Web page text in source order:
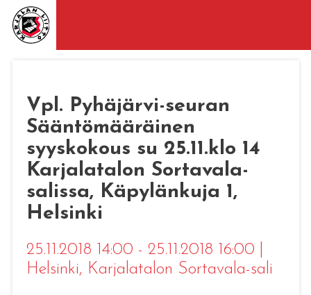
Vpl. Pyhäjärvi-seuran
Sääntömääräinen
syyskokous su 25.11.klo 14
Karjalatalon Sortavala-
salissa, Käpylänkuja 1,
Helsinki
25.11.2018 14:00 - 25.11.2018 16:00
Helsinki, Karjalatalon Sortavala-sali